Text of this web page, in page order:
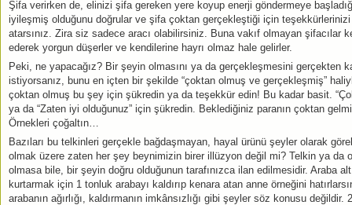
Şifa verirken de, elinizi şifa gereken yere koyup enerji göndermeye
iyileşmiş olduğunu doğrular ve şifa çoktan gerçekleştiği için
atarsınız. Zira siz sadece aracı olabilirsiniz. Buna vakıf olmayan şifacılar
ederek yorgun düşerler ve kendilerine hayrı olmaz hale gelirler.
Peki, ne yapacağız? Bir şeyin olmasını ya da gerçekleşmesini gerçekten
istiyorsanız, bunu en içten bir şekilde “çoktan olmuş ve gerçekleşmiş”
çoktan olmuş bu şey için şükredin ya da teşekkür edin! Bu kadar basit.
ya da “Zaten iyi olduğunuz” için şükredin. Beklediğiniz paranın çoktan
Örnekleri çoğaltın…
Bazıları bu telkinleri gerçekle bağdaşmayan, hayal ürünü şeyler olarak
olmak üzere zaten her şey beynimizin birer illüzyon değil mi? Telkin ya da
olmasa bile, bir şeyin doğru olduğunun tarafınızca ilan edilmesidir. Araba
kurtarmak için 1 tonluk arabayı kaldırıp kenara atan anne örneğini
arabanın ağırlığı, kaldırmanın imkânsızlığı gibi şeyler söz konusu